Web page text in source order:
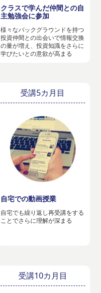
クラスで学んだ仲間との自
主勉強会に参加
様々なバックグラウンドを持つ
投資仲間との出会いで情報交換
の量が増え、投資知識をさらに
学びたいとの意欲が高まる
受講5カ月目
自宅での動画授業
自宅でも繰り返し再受講をする
ことでさらに理解が深まる
受講10カ月目